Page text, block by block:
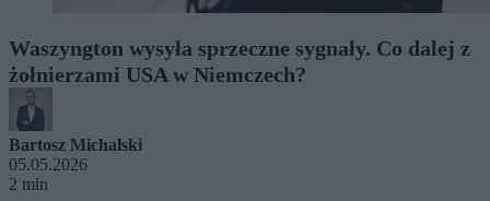
Waszyngton wysyła sprzeczne sygnały. Co dalej z
żołnierzami USA w Niemczech?
Bartosz Michalski
05.05.2026
2 min